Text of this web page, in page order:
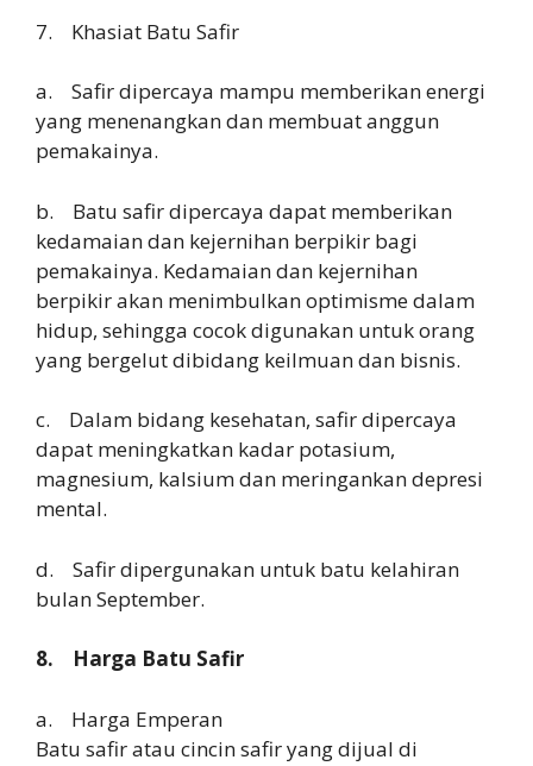
7. Khasiat Batu Safir
a. Safir dipercaya mampu memberikan energi
yang menenangkan dan membuat anggun
pemakainya.
b. Batu safir dipercaya dapat memberikan
kedamaian dan kejernihan berpikir bagi
pemakainya. Kedamaian dan kejernihan
berpikir akan menimbulkan optimisme dalam
hidup, sehingga cocok digunakan untuk orang
yang bergelut dibidang keilmuan dan bisnis.
c. Dalam bidang kesehatan, safir dipercaya
dapat meningkatkan kadar potasium,
magnesium, kalsium dan meringankan depresi
mental.
d. Safir dipergunakan untuk batu kelahiran
bulan September.
8. Harga Batu Safir
a. Harga Emperan
Batu safir atau cincin safir yang dijual di